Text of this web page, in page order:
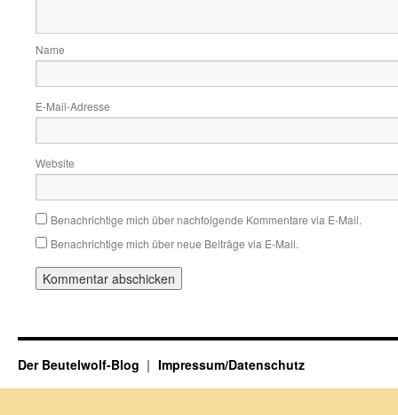
Name
E-Mail-Adresse
Website
Benachrichtige mich über nachfolgende Kommentare via E-Mail.
Benachrichtige mich über neue Beiträge via E-Mail.
Der Beutelwolf-Blog Impressum/Datenschutz